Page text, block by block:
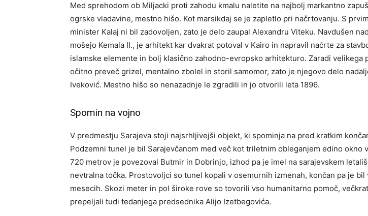
Med sprehodom ob Miljacki proti zahodu kmalu naletite na najbolj markantno
ogrske vladavine, mestno hišo. Kot marsikdaj se je zapletlo pri načrtovanju. S
minister Kalaj ni bil zadovoljen, zato je delo zaupal Alexandru Viteku. Navdušen
mošejo Kemala II., je arhitekt kar dvakrat potoval v Kairo in napravil načrte za
islamske elemente in bolj klasično zahodno-evropsko arhitekturo. Zaradi velikega
očitno preveč grizel, mentalno zbolel in storil samomor, zato je njegovo delo
Iveković. Mestno hišo so nenazadnje le zgradili in jo otvorili leta 1896.
Spomin na vojno
V predmestju Sarajeva stoji najsrhljivejši objekt, ki spominja na pred kratkim
Podzemni tunel je bil Sarajevčanom med več kot triletnim obleganjem edino okno
720 metrov je povezoval Butmir in Dobrinjo, izhod pa je imel na sarajevskem
nevtralna točka. Prostovoljci so tunel kopali v osemurnih izmenah, končan pa je bil
mesecih. Skozi meter in pol široke rove so tovorili vso humanitarno pomoč,
prepeljali tudi tedanjega predsednika Alijo Izetbegovića.